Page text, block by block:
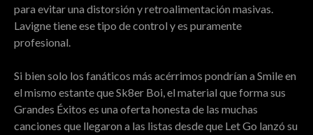
para evitar una distorsión y retroalimentación masivas.
Lavigne tiene ese tipo de control y es puramente
profesional.
Si bien solo los fanáticos más acérrimos pondrían a Smile en
el mismo estante que Sk8er Boi, el material que forma sus
Grandes Éxitos es una oferta honesta de las muchas
canciones que llegaron a las listas desde que Let Go lanzó su